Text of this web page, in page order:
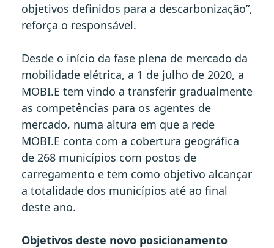
objetivos definidos para a descarbonização”,
reforça o responsável.
Desde o início da fase plena de mercado da
mobilidade elétrica, a 1 de julho de 2020, a
MOBI.E tem vindo a transferir gradualmente
as competências para os agentes de
mercado, numa altura em que a rede
MOBI.E conta com a cobertura geográfica
de 268 municípios com postos de
carregamento e tem como objetivo alcançar
a totalidade dos municípios até ao final
deste ano.
Objetivos deste novo posicionamento